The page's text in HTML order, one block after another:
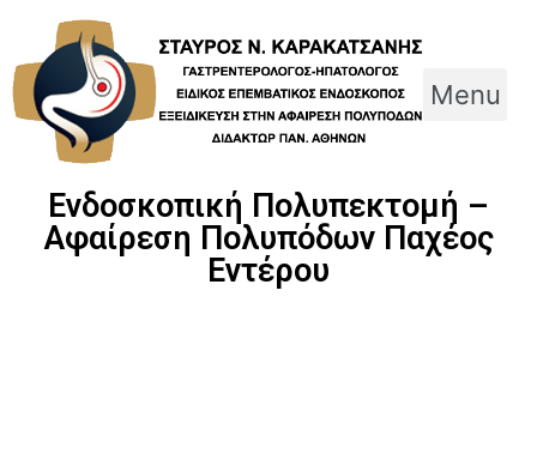
content
Menu
Ενδοσκοπική Πολυπεκτομή –
Αφαίρεση Πολυπόδων Παχέος
Εντέρου